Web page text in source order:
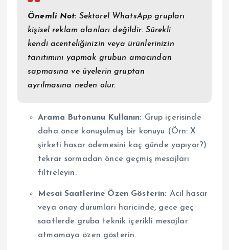
Önemli Not: Sektörel WhatsApp grupları
kişisel reklam alanları değildir. Sürekli
kendi acenteliğinizin veya ürünlerinizin
tanıtımını yapmak grubun amacından
sapmasına ve üyelerin gruptan
ayrılmasına neden olur.
Arama Butonunu Kullanın: Grup içerisinde
daha önce konuşulmuş bir konuyu (Örn: X
şirketi hasar ödemesini kaç günde yapıyor?)
tekrar sormadan önce geçmiş mesajları
filtreleyin.
Mesai Saatlerine Özen Gösterin: Acil hasar
veya onay durumları haricinde, gece geç
saatlerde gruba teknik içerikli mesajlar
atmamaya özen gösterin.